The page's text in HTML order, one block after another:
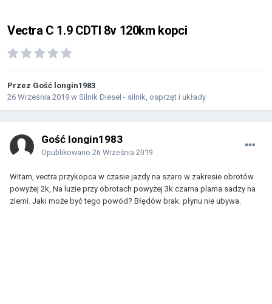
Vectra C 1.9 CDTI 8v 120km kopci
Przez Gość longin1983
26 Września 2019 w Silnik Diesel - silnik, osprzęt i układy
Gość longin1983
Opublikowano 26 Września 2019
Witam, vectra przykopca w czasie jazdy na szaro w zakresie obrotów
powyżej 2k, Na luzie przy obrotach powyżej 3k czarna plama sadzy na
ziemi. Jaki może być tego powód? Błędów brak. płynu nie ubywa.